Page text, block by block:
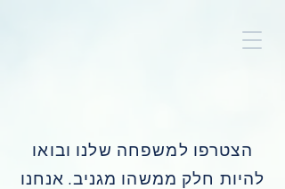
הצטרפו למשפחה שלנו ובואו
להיות חלק ממשהו מגניב. אנחנו